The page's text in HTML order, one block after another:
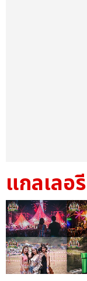
แกลเลอรี